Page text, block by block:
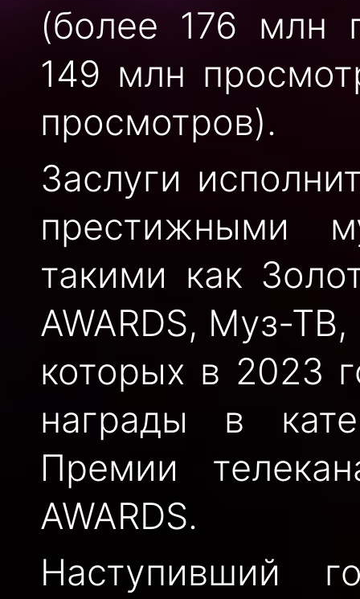
(более 176 млн
149 млн
просмотров).
Заслуги
престижными
такими как
AWARDS, Муз-
которых в 2023
награды в
Премии
AWARDS.
Наступивший